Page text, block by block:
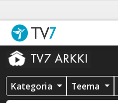
Kategoria Teema